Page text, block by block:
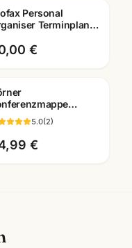
Personal
Terminplaner
·
€
·
·
5.0(2)
€